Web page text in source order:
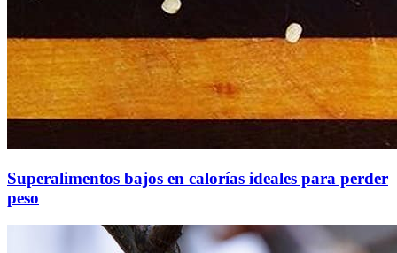
Superalimentos bajos en calorías ideales para perder
peso